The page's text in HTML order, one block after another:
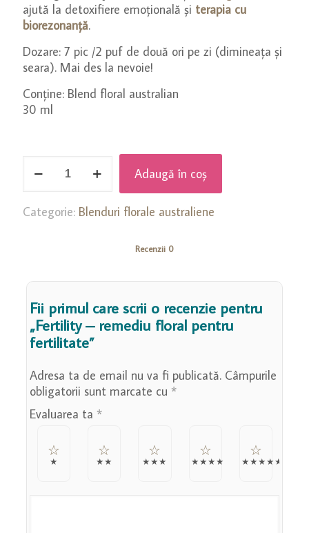
ajută la detoxifiere emoțională și terapia cu
biorezonanță.
Dozare: 7 pic /2 puf de două ori pe zi (dimineața și
seara). Mai des la nevoie!
Conține: Blend floral australian
30 ml
Fertility
remediu
Adaugă în coș
Categorie: Blenduri florale australiene
Recenzii 0
Fii primul care scrii o recenzie pentru
„Fertility – remediu floral pentru
fertilitate”
Adresa ta de email nu va fi publicată. Câmpurile
obligatorii sunt marcate cu *
Evaluarea ta *